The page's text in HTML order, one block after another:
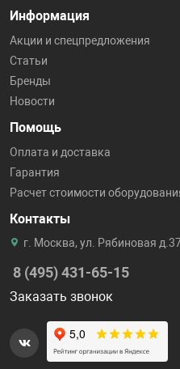
Информация
Акции и спецпредложения
Статьи
Бренды
Новости
Помощь
Оплата и доставка
Гарантия
Расчет стоимости
Контакты
г. Москва, ул. Рябиновая
8 (495) 431-65-15
Заказать звонок